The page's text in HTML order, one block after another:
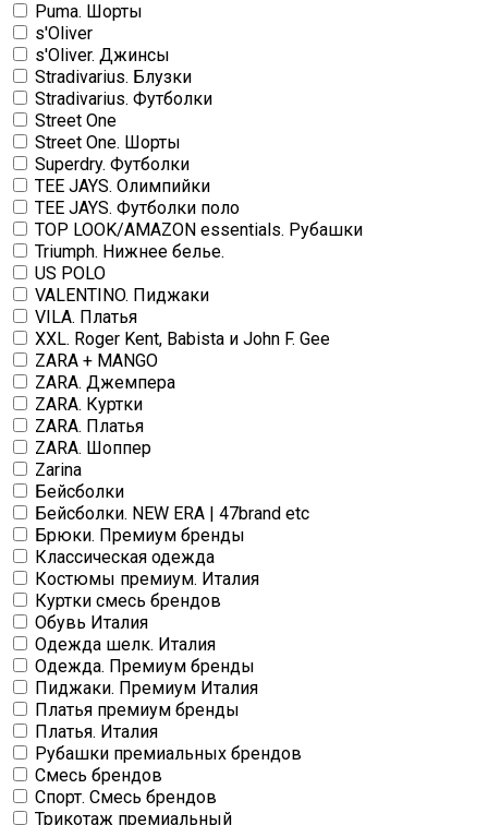
Puma. Шорты
s'Oliver
s'Oliver. Джинсы
Stradivarius. Блузки
Stradivarius. Футболки
Street One
Street One. Шорты
Superdry. Футболки
TEE JAYS. Олимпийки
TEE JAYS. Футболки поло
TOP LOOK/AMAZON essentials. Рубашки
Triumph. Нижнее белье.
US POLO
VALENTINO. Пиджаки
VILA. Платья
XXL. Roger Kent, Babista и John F. Gee
ZARA + MANGO
ZARA. Джемпера
ZARA. Куртки
ZARA. Платья
ZARA. Шоппер
Zarina
Бейсболки
Бейсболки. NEW ERA | 47brand etc
Брюки. Премиум бренды
Классическая одежда
Костюмы премиум. Италия
Куртки смесь брендов
Обувь Италия
Одежда шелк. Италия
Одежда. Премиум бренды
Пиджаки. Премиум Италия
Платья премиум бренды
Платья. Италия
Рубашки премиальных брендов
Смесь брендов
Спорт. Смесь брендов
Трикотаж премиальный